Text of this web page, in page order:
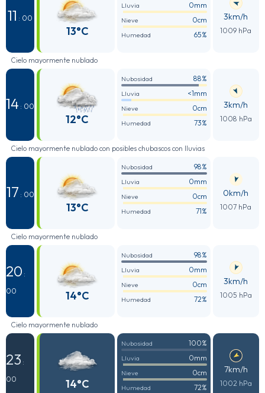
11 : 00
13°C
Lluvia 0mm
Nieve 0cm
Humedad 65%
3km/h
1009 hPa
Cielo mayormente nublado
14 : 00
12°C
Nubosidad 88%
Lluvia <1mm
Nieve 0cm
Humedad 73%
3km/h
1008 hPa
Cielo mayormente nublado con posibles chubascos con lluvias
17 : 00
13°C
Nubosidad 98%
Lluvia 0mm
Nieve 0cm
Humedad 71%
0km/h
1007 hPa
Cielo mayormente nublado
20 :
00
14°C
Nubosidad 98%
Lluvia 0mm
Nieve 0cm
Humedad 72%
3km/h
1005 hPa
Cielo mayormente nublado
23 :
00
14°C
Nubosidad 100%
Lluvia 0mm
Nieve 0cm
Humedad 72%
7km/h
1002 hPa